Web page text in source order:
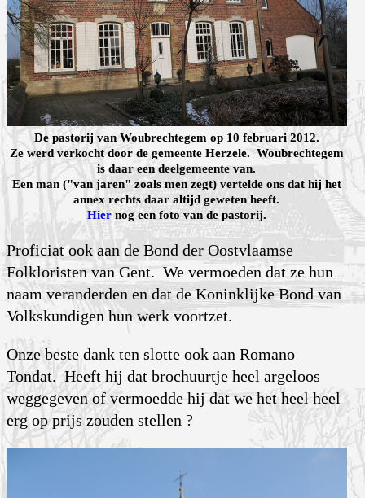
De pastorij van Woubrechtegem op 10 februari 2012.
Ze werd verkocht door de gemeente Herzele. Woubrechtegem
is daar een deelgemeente van.
Een man ("van jaren" zoals men zegt) vertelde ons dat hij het
annex rechts daar altijd geweten heeft.
Hiernog een foto van de pastorij.
Proficiat ook aan de Bond der Oostvlaamse
Folkloristen van Gent. We vermoeden dat ze hun
naam veranderden en dat de Koninklijke Bond van
Volkskundigen hun werk voortzet.
Onze beste dank ten slotte ook aan Romano
Tondat. Heeft hij dat brochuurtje heel argeloos
weggegeven of vermoedde hij dat we het heel heel
erg op prijs zouden stellen ?